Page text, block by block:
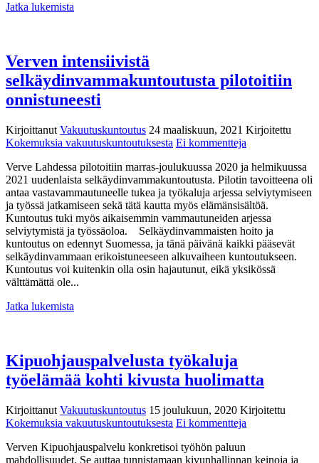
Jatka lukemista
Verven intensiivistä
selkäydinvammakuntoutusta pilotoitiin
onnistuneesti
Kirjoittanut Vakuutuskuntoutus 24 maaliskuun, 2021 Kirjoitettu
Kokemuksia vakuutuskuntoutuksesta Ei kommentteja
intensiivistä
pilotoitiin
onnistuneesti
Verve Lahdessa pilotoitiin marras-joulukuussa 2020 ja helmikuussa
2021 uudenlaista selkäydinvammakuntoutusta. Pilotin tavoitteena oli
antaa vastavammautuneelle tukea ja työkaluja arjessa selviytymiseen
ja työssä jatkamiseen sekä tätä kautta myös elämänsisältöä.
Kuntoutus tuki myös aikaisemmin vammautuneiden arjessa
selviytymistä ja työssäoloa. Selkäydinvammaisten hoito ja
kuntoutus on edennyt Suomessa, ja tänä päivänä kaikki pääsevät
selkäydinvammaan erikoistuneeseen alkuvaiheen kuntoutukseen.
Kuntoutus voi kuitenkin olla osin hajautunut, eikä yksikössä
välttämättä ole...
Jatka lukemista
Kipuohjauspalvelusta työkaluja
työelämää kohti kivusta huolimatta
Kirjoittanut Vakuutuskuntoutus 15 joulukuun, 2020 Kirjoitettu
Kokemuksia vakuutuskuntoutuksesta Ei kommentteja
työelämää
Verven Kipuohjauspalvelu konkretisoi työhön paluun
mahdollisuudet. Se auttaa tunnistamaan kivunhallinnan keinoja ja